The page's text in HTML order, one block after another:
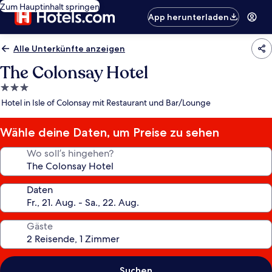
Zum Hauptinhalt springen
App herunterladen
Alle Unterkünfte anzeigen
The Colonsay Hotel
3.0-
Sterne-
Hotel in Isle of Colonsay mit Restaurant und Bar/Lounge
Wähle deine Daten, um Preise zu sehen
Wo soll’s hingehen?
Daten
Gäste